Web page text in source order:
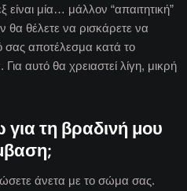
είναι μία… μάλλον “απαιτητική”
θα θέλετε να ρισκάρετε να
σας αποτέλεσμα κατά το
αυτό θα χρειαστεί λίγη, μικρή
τη βραδινή μου
άνετα με το σώμα σας.